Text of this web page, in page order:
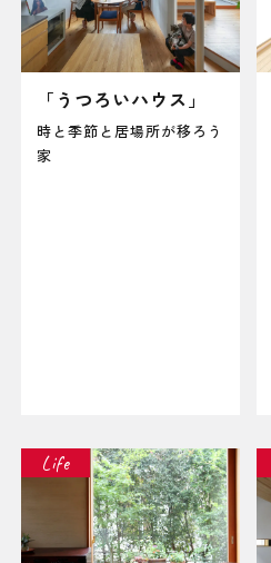
「うつろいハウス」
時と季節と居場所が移ろう
家
Life